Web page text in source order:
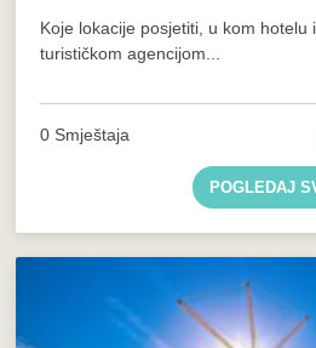
Koje lokacije posjetiti, u kom hotelu
turističkom agencijom...
0 Smještaja
POGLEDAJ